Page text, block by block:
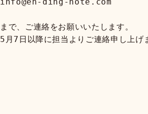
まで、ご連絡をお願いいたします。
5月7日以降に担当よりご連絡申し上げ